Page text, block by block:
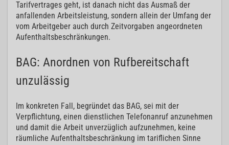
Tarifvertrages geht, ist danach nicht das Ausmaß der
anfallenden Arbeitsleistung, sondern allein der Umfang der
vom Arbeitgeber auch durch Zeitvorgaben angeordneten
Aufenthaltsbeschränkungen.
BAG: Anordnen von Rufbereitschaft
unzulässig
Im konkreten Fall, begründet das BAG, sei mit der
Verpflichtung, einen dienstlichen Telefonanruf anzunehmen
und damit die Arbeit unverzüglich aufzunehmen, keine
räumliche Aufenthaltsbeschränkung im tariflichen Sinne